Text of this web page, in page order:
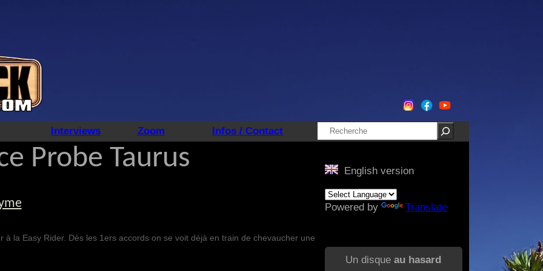
Interviews Zoom Infos / Contact Rechercher
Probe Taurus
à la Easy Rider. Dès les 1ers accords on se voit déjà en train de chevaucher une
English version
Powered by Translate
Un disque au hasard